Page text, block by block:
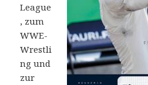
League
, zum
WWE-
Wrestli
ng und
zur